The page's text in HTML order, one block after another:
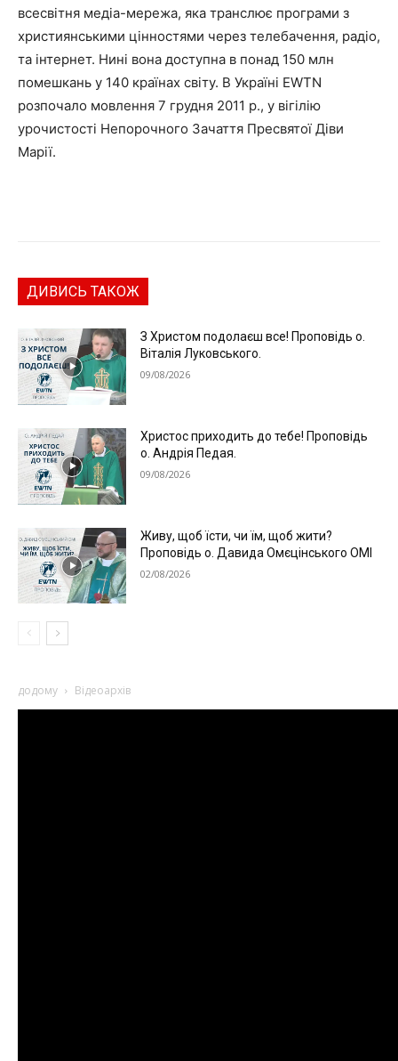
всесвітня медіа-мережа, яка транслює програми з
християнськими цінностями через телебачення, радіо,
та інтернет. Нині вона доступна в понад 150 млн
помешкань у 140 країнах світу. В Україні EWTN
розпочало мовлення 7 грудня 2011 р., у вігілію
урочистості Непорочного Зачаття Пресвятої Діви
Марії.
ДИВИСЬ ТАКОЖ
З Христом подолаєш все! Проповідь о.
Віталія Луковського.
09/08/2026
Христос приходить до тебе! Проповідь
о. Андрія Педая.
09/08/2026
Живу, щоб їсти, чи їм, щоб жити?
Проповідь о. Давида Омєцінського ОМІ
02/08/2026